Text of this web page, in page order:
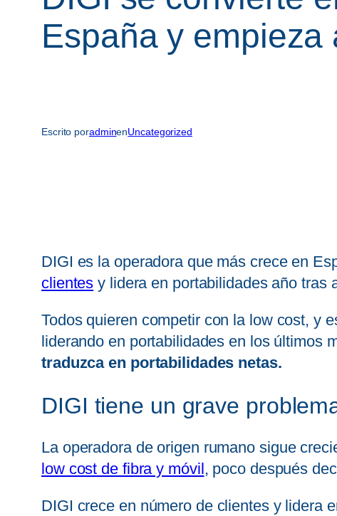
España y
Escrito poradminenUncategorized
DIGI es la operadora que más crece en
clientes y lidera en portabilidades año tras
Todos quieren competir con la low cost, y
liderando en portabilidades en los últimos
traduzca en portabilidades netas.
DIGI tiene un grave
La operadora de origen rumano sigue
low cost de fibra y móvil , poco después
DIGI crece en número de clientes y lidera